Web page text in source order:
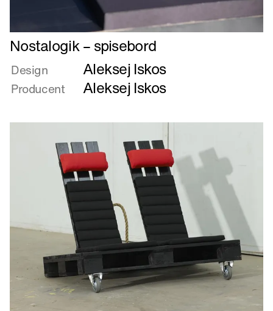
Læs
mere
om
Nostalogik
–
Nostalogik – spisebord
Design Aleksej Iskos
Producent Aleksej Iskos